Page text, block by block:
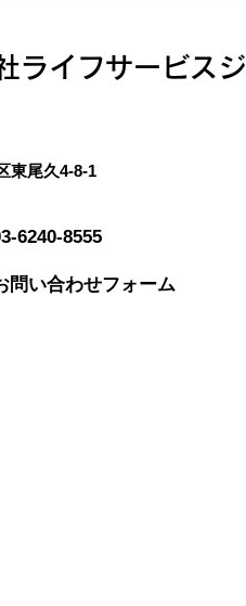
ライフサービス
東尾久​4-8-1
6240-8555
問い合わせフォーム